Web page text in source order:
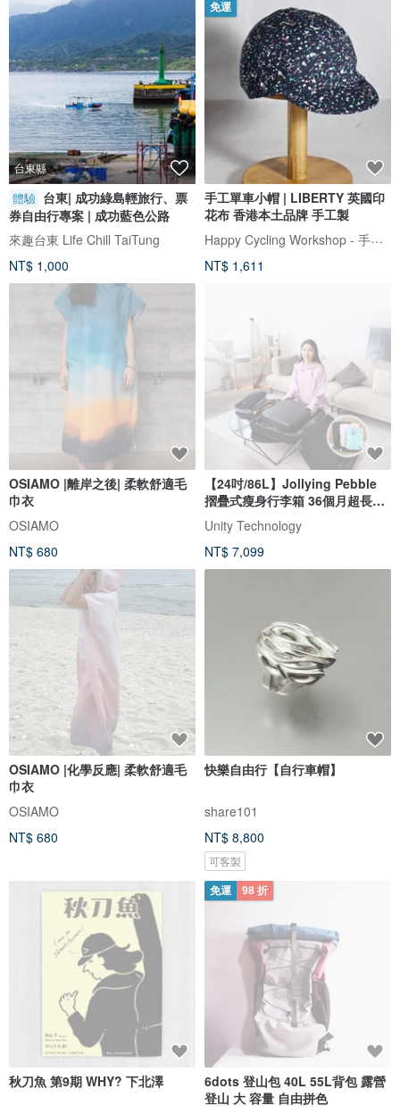
台東縣
體驗 台東| 成功綠島輕旅行、票
券自由行專案 | 成功藍色公路
來趣台東 Life Chill TaiTung
NT$ 1,000
免運
手工單車小帽 | LIBERTY 英國印
花布 香港本土品牌 手工製
Happy Cycling Workshop - 手工單車小帽
NT$ 1,611
OSIAMO |離岸之後| 柔軟舒適毛
巾衣
OSIAMO
NT$ 680
【24吋/86L】Jollying Pebble
摺疊式瘦身行李箱 36個月超長保
養
Unity Technology
NT$ 7,099
OSIAMO |化學反應| 柔軟舒適毛
巾衣
OSIAMO
NT$ 680
快樂自由行【自行車帽】
share101
NT$ 8,800
可客製
秋刀魚 第9期 WHY? 下北澤
免運 98 折
6dots 登山包 40L 55L背包 露營
登山 大 容量 自由拼色